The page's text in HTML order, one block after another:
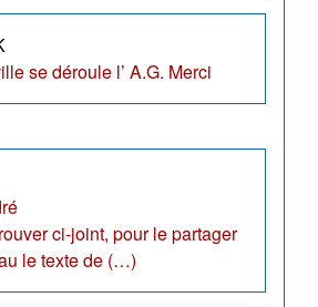
se déroule l’ A.G. Merci
ci-joint, pour le partager
le texte de (…)